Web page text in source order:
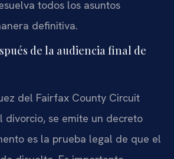
todos los asuntos
definitiva.
de la audiencia final de
del Fairfax County Circuit
divorcio, se emite un decreto
es la prueba legal de que el